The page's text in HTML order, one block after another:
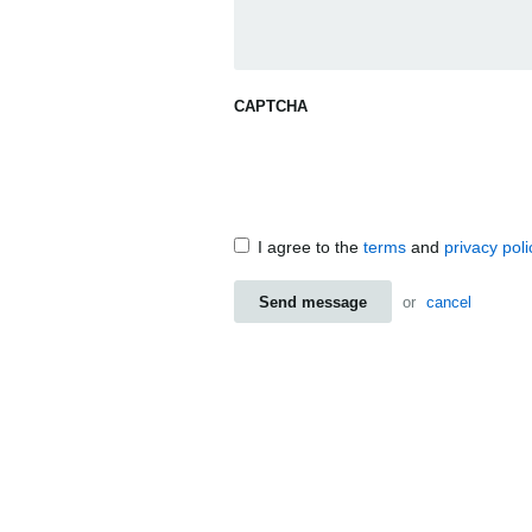
CAPTCHA
I agree to the terms and privacy
Send message or cancel